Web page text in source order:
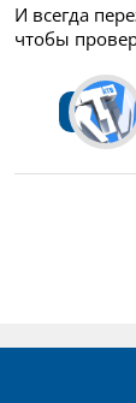
И всегда
чтобы